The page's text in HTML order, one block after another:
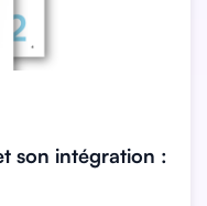
son intégration :